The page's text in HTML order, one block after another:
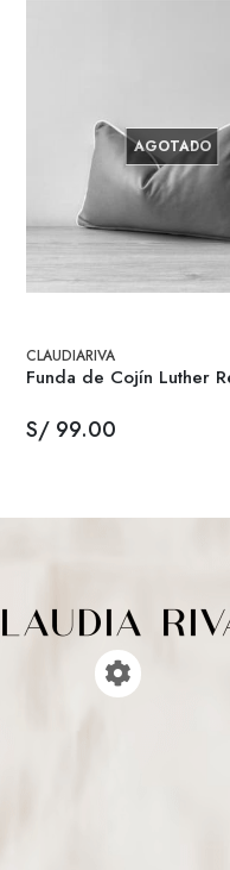
AGOTADO
CLAUDIARIVA
Funda de Cojín Luther
S/ 99.00